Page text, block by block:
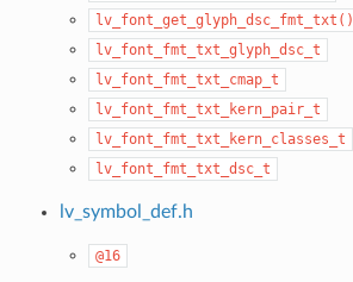
lv_font_get_glyph_dsc_fmt_txt()
lv_font_fmt_txt_glyph_dsc_t
lv_font_fmt_txt_cmap_t
lv_font_fmt_txt_kern_pair_t
lv_font_fmt_txt_kern_classes_t
lv_font_fmt_txt_dsc_t
lv_symbol_def.h
@16